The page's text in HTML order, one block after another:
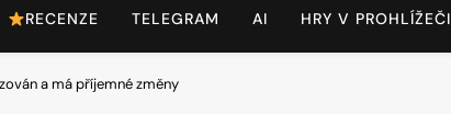
RECENZE TELEGRAM AI HRY V PROHLÍŽEČI
a má příjemné změny